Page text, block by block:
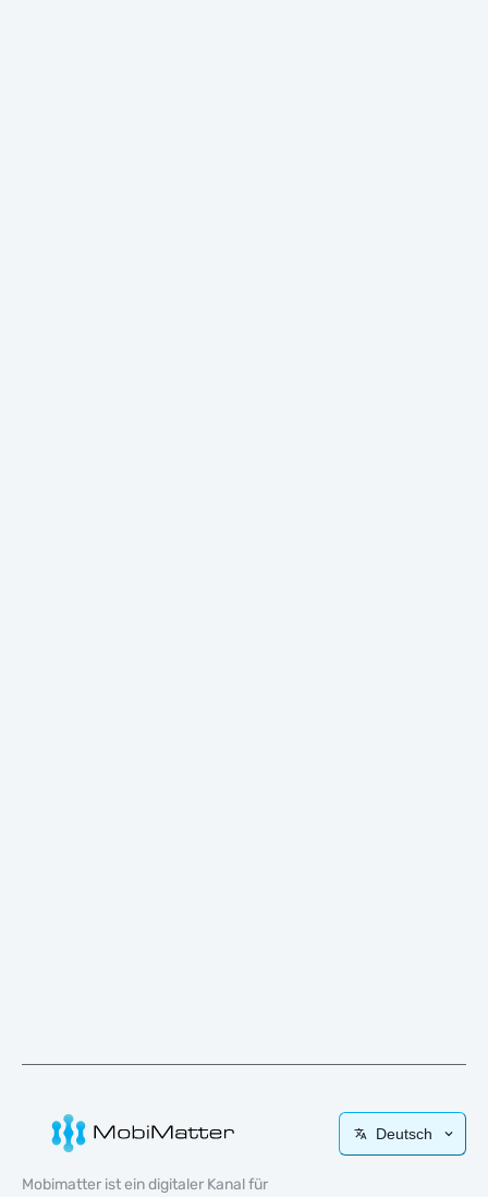
Deutsch
Mobimatter ist ein digitaler Kanal für